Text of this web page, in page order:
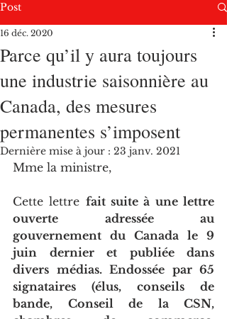
Post
Parce qu’il y aura toujours
une industrie saisonnière au
Canada, des mesures
permanentes s’imposent
16 déc. 2020
Dernière mise à jour : 23 janv. 2021
Mme la ministre,
Cette lettre fait suite à une lettre
ouverte adressée au
gouvernement du Canada le 9
juin dernier et publiée dans
divers médias. Endossée par 65
signataires (élus, conseils de
bande, Conseil de la CSN,